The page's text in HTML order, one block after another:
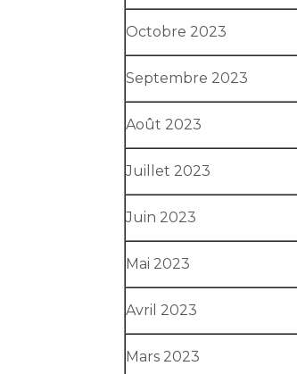
Octobre 2023
Septembre 2023
Août 2023
Juillet 2023
Juin 2023
Mai 2023
Avril 2023
Mars 2023